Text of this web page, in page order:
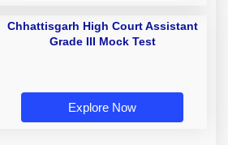
Chhattisgarh High Court Assistant
Grade III Mock Test
Explore Now